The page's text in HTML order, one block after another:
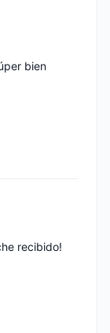
bien
recibido!